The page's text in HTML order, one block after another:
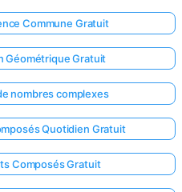
Commune Gratuit
Géométrique Gratuit
nombres complexes
Quotidien Gratuit
Composés Gratuit